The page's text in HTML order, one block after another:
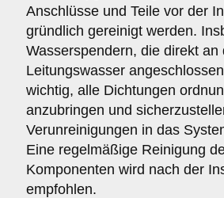
Anschlüsse und Teile vor der
gründlich gereinigt werden.
Wasserspendern, die direkt an
Leitungswasser
wichtig, alle Dichtungen
anzubringen und
Verunreinigungen in das
Eine regelmäßige Reinigung
Komponenten wird nach der
empfohlen.